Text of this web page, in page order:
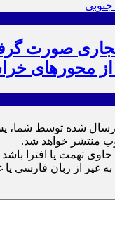
صورت
شده توسط شما،
منتشر خواهد شد.
حاوی تهمت یا افترا
به غیر از زبان فارسی